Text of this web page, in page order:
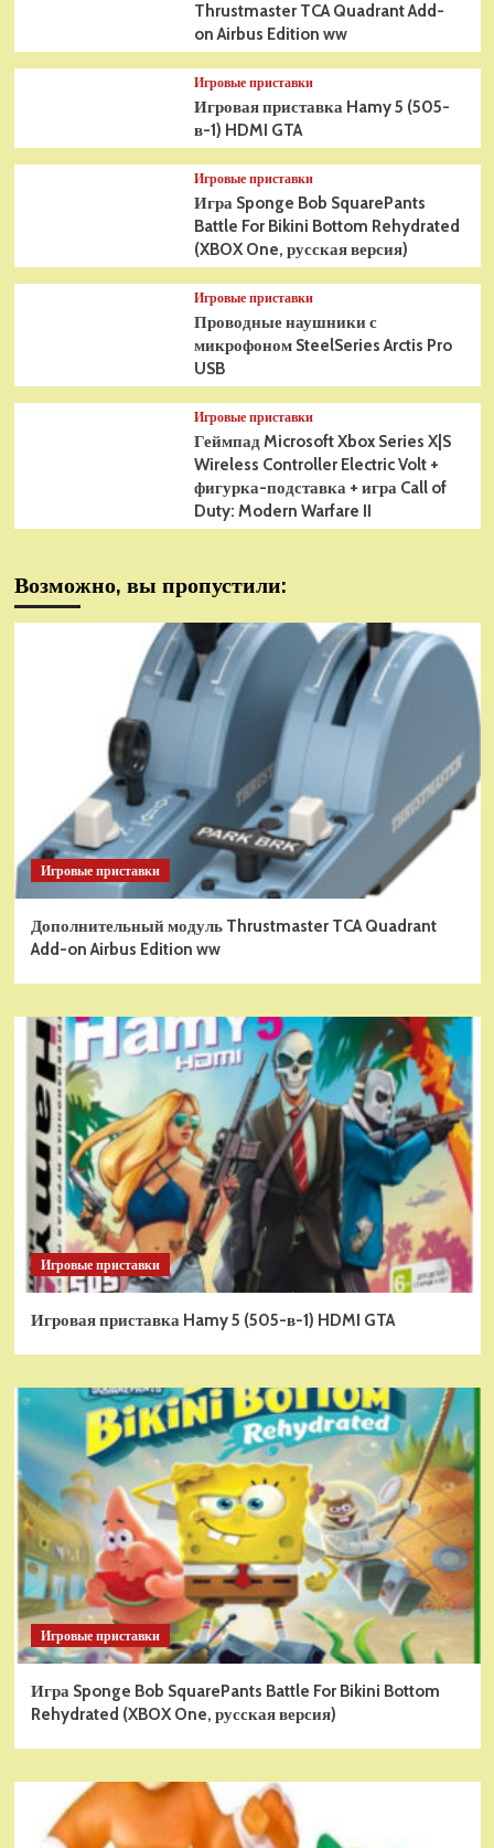
Thrustmaster TCA Quadrant Add-
on Airbus Edition ww
Игровые приставки
Игровая приставка Hamy 5 (505-
в-1) HDMI GTA
Игровые приставки
Игра Sponge Bob SquarePants
Battle For Bikini Bottom Rehydrated
(XBOX One, русская версия)
Игровые приставки
Проводные наушники с
микрофоном SteelSeries Arctis Pro
USB
Игровые приставки
Геймпад Microsoft Xbox Series X|S
Wireless Controller Electric Volt +
фигурка-подставка + игра Call of
Duty: Modern Warfare II
Возможно, вы пропустили:
Игровые приставки
Дополнительный модуль Thrustmaster TCA Quadrant
Add-on Airbus Edition ww
Игровые приставки
Игровая приставка Hamy 5 (505-в-1) HDMI GTA
Игровые приставки
Игра Sponge Bob SquarePants Battle For Bikini Bottom
Rehydrated (XBOX One, русская версия)